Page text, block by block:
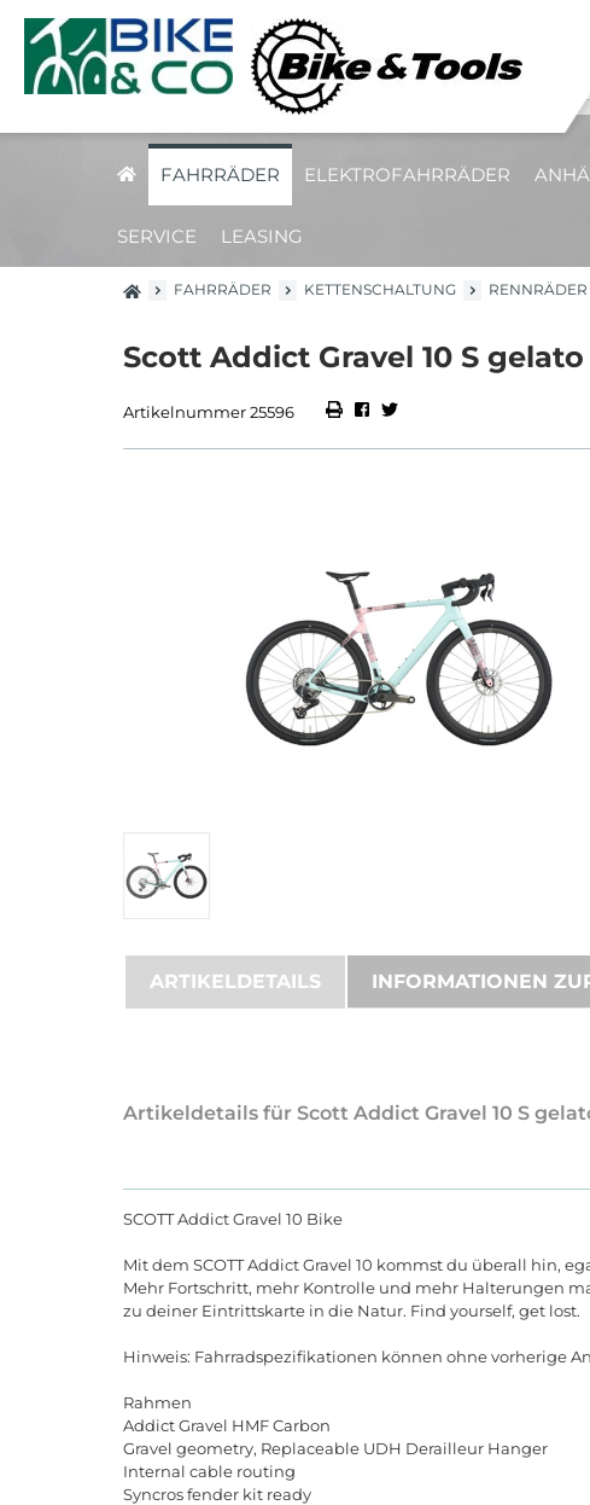
FAHRRÄDER ELEKTROFAHRRÄDER
SERVICE LEASING
FAHRRÄDER KETTENSCHALTUNG RENNRÄDER
Scott Addict Gravel 10 S
Artikelnummer 25596
ARTIKELDETAILS INFORMATIONEN
Artikeldetails für Scott Addict Gravel 10 S
SCOTT Addict Gravel 10 Bike
Mit dem SCOTT Addict Gravel 10 kommst du überall hin,
Mehr Fortschritt, mehr Kontrolle und mehr Halterungen
zu deiner Eintrittskarte in die Natur. Find yourself, get lost.
Hinweis: Fahrradspezifikationen können ohne vorherige
Rahmen
Addict Gravel HMF Carbon
Gravel geometry, Replaceable UDH Derailleur Hanger
Internal cable routing
Syncros fender kit ready